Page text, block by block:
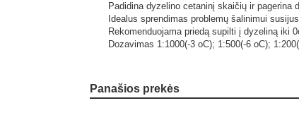
Padidina dyzelino cetaninį skaičių ir pagerina
Idealus sprendimas problemų šalinimui
Rekomenduojama priedą supilti į dyzeliną iki
Dozavimas 1:1000(-3 oC); 1:500(-6 oC);
Panašios prekės